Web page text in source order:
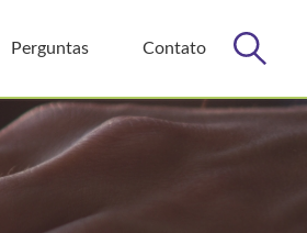
Perguntas Contato